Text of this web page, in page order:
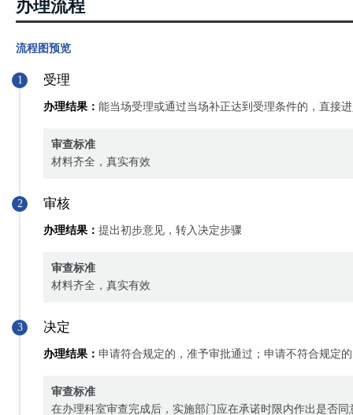
办理流程
流程图预览
1 受理
办理结果： 能当场受理或通过当场补正达到受理条件的，直接
审查标准
材料齐全，真实有效
2 审核
办理结果： 提出初步意见，转入决定步骤
审查标准
材料齐全，真实有效
3 决定
办理结果： 申请符合规定的，准予审批通过；申请不符合规定
审查标准
在办理科室审查完成后，实施部门应在承诺时限内作出是否